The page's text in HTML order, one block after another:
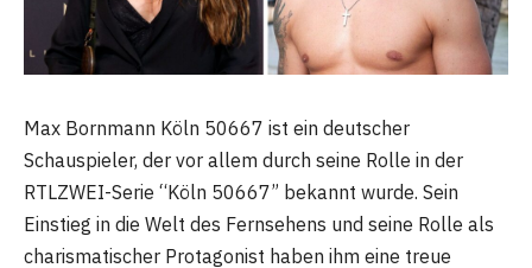
Max Bornmann Köln 50667 ist ein deutscher
Schauspieler, der vor allem durch seine Rolle in der
RTLZWEI-Serie “Köln 50667” bekannt wurde. Sein
Einstieg in die Welt des Fernsehens und seine Rolle als
charismatischer Protagonist haben ihm eine treue